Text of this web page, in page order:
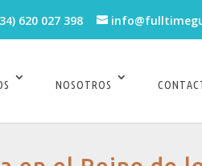
620 027 398
NOSOTROS